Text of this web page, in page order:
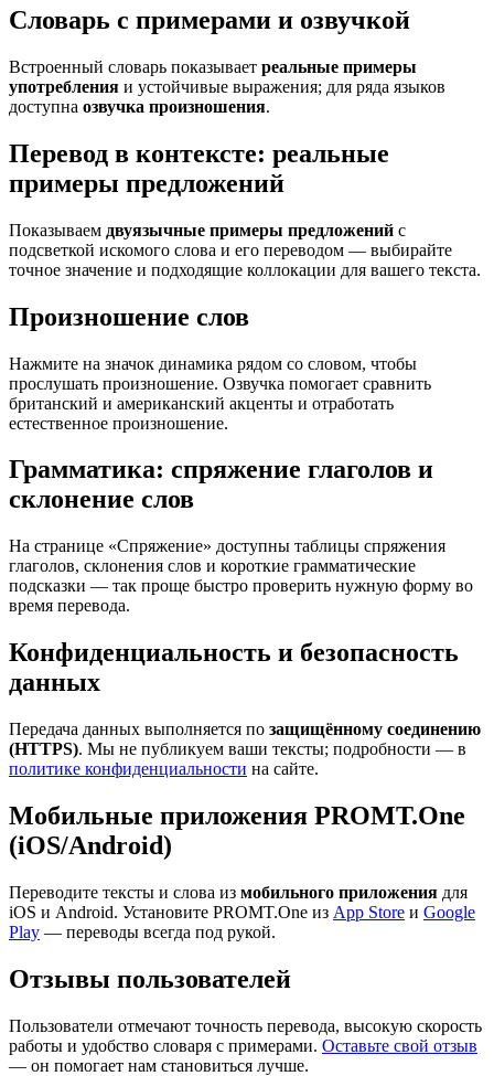
Словарь с примерами и озвучкой
Встроенный словарь показывает реальные примеры
употребления и устойчивые выражения; для ряда языков
доступна озвучка произношения.
Перевод в контексте: реальные
примеры предложений
Показываем двуязычные примеры предложений с
подсветкой искомого слова и его переводом — выбирайте
точное значение и подходящие коллокации для вашего текста.
Произношение слов
Нажмите на значок динамика рядом со словом, чтобы
прослушать произношение. Озвучка помогает сравнить
британский и американский акценты и отработать
естественное произношение.
Грамматика: спряжение глаголов и
склонение слов
На странице «Спряжение» доступны таблицы спряжения
глаголов, склонения слов и короткие грамматические
подсказки — так проще быстро проверить нужную форму во
время перевода.
Конфиденциальность и безопасность
данных
Передача данных выполняется по защищённому соединению
(HTTPS). Мы не публикуем ваши тексты; подробности — в
политике конфиденциальности на сайте.
Мобильные приложения PROMT.One
(iOS/Android)
Переводите тексты и слова из мобильного приложения для
iOS и Android. Установите PROMT.One из App Store и Google
Play — переводы всегда под рукой.
Отзывы пользователей
Пользователи отмечают точность перевода, высокую скорость
работы и удобство словаря с примерами. Оставьте свой отзыв
— он помогает нам становиться лучше.